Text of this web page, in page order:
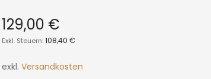
129,00 €
108,40 €
exkl. Versandkosten